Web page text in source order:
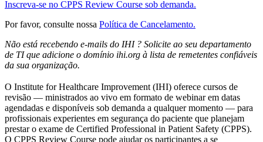
Inscreva-se no CPPS Review Course sob demanda.
Por favor, consulte nossa Política de Cancelamento.
Não está recebendo e-mails do IHI ? Solicite ao seu departamento
de TI que adicione o domínio ihi.org à lista de remetentes confiáveis
​​da sua organização.
O Institute for Healthcare Improvement (IHI) oferece cursos de
revisão — ministrados ao vivo em formato de webinar em datas
agendadas e disponíveis sob demanda a qualquer momento — para
profissionais experientes em segurança do paciente que planejam
prestar o exame de Certified Professional in Patient Safety (CPPS).
O CPPS Review Course pode ajudar os participantes a se